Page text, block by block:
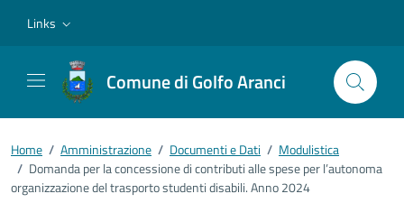
Links
Comune di Golfo Aranci
Home / Amministrazione / Documenti e Dati / Modulistica
/ Domanda per la concessione di contributi alle spese per l’autonoma
organizzazione del trasporto studenti disabili. Anno 2024